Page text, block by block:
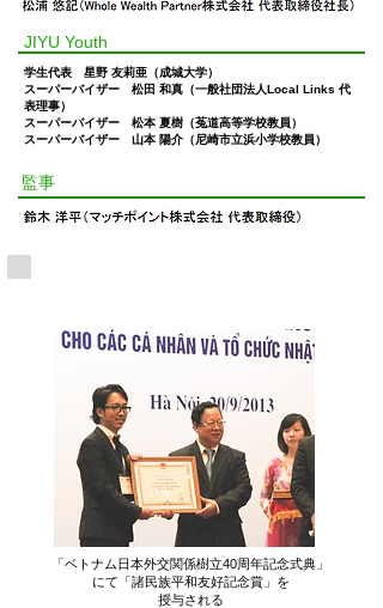
JIYU Youth
学生代表 星野 友莉亜（成城大学）
スーパーバイザー 松田 和真（一般社団法人Local Links 代
表理事）
スーパーバイザー 松本 夏樹（菟道高等学校教員）
​スーパーバイザー 山本 陽介（尼崎市立浜小学校教員）
​監事
「ベトナム日本外交関係樹立40周年記念式典」
にて 「諸民族平和友好記念賞」を
授与される